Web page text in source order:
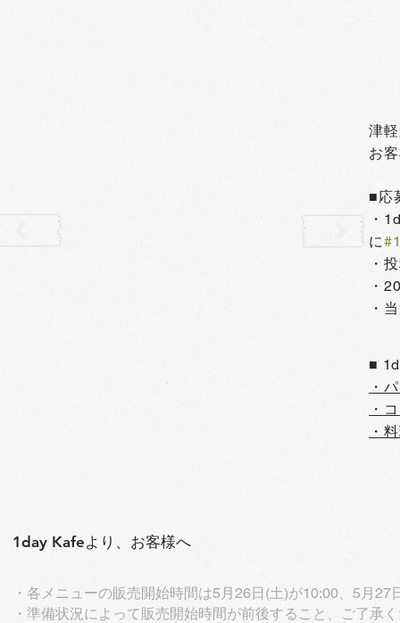
津
お
■応
・
に
・
・
・
■
・
・
・
1day Kafeより、お客様へ
・各メニューの販売開始時間は5月26日(土)が10:00、5月
・準備状況によって販売開始時間が前後すること、ご了承